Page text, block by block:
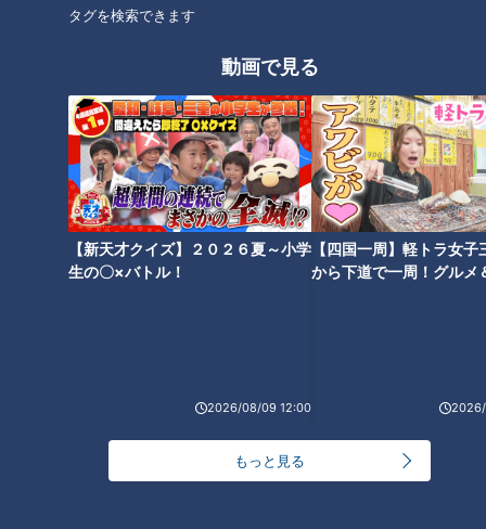
タグを検索できます
動画で見る
【新天才クイズ】２０２６夏～小学
生の〇×バトル！
2026/08/09 12:00
【四国一周】軽トラ女子
から下道で一周！グルメ
もっと見る
「実はコチラのリストの中に、とある共通点がある」
共通点が顕著に表れているということで向かったのは、2022
年3月にオープンした名古屋の「マルエイガレリア」。名古屋
から店舗を拡大し東京にも進出しているおはぎ専門店や、60
種類以上の素材がそろうグラノーラの専門店など様々な店が並
んでいます。アスカイさんが共通点を明かします。
「概念が覆される！」進化系ミルクレープは積み
重なっていない